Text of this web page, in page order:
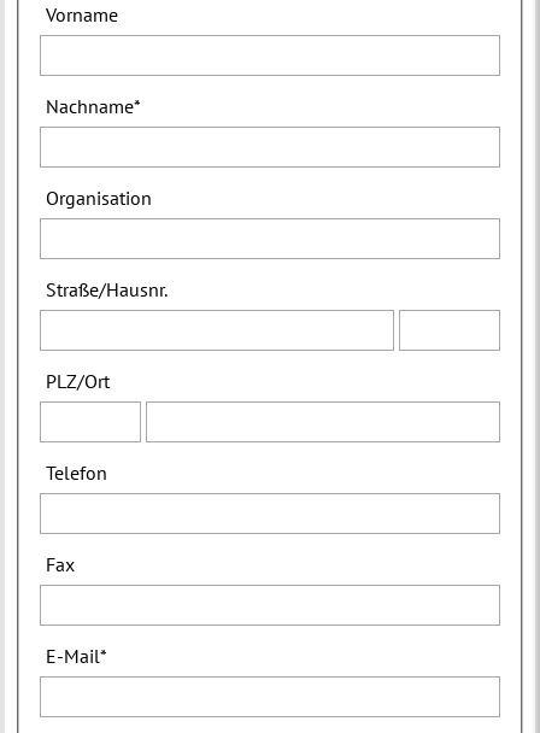
Vorname
Nachname*
Organisation
Straße/Hausnr.
PLZ/Ort
Telefon
Fax
E-Mail*